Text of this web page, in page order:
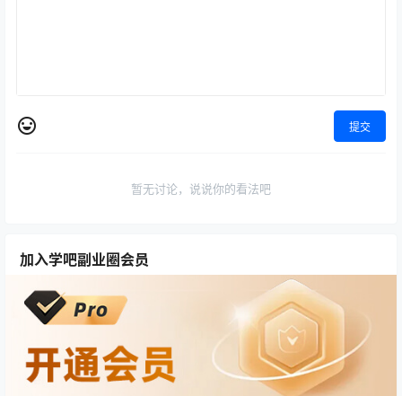
提交
暂无讨论，说说你的看法吧
加入学吧副业圈会员